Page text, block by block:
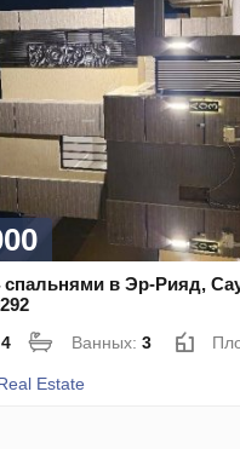
спальнями в Эр-Рияд,
4 Ванных:3
Estate